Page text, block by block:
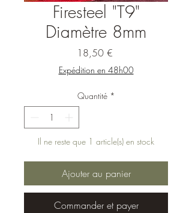
Firesteel "T9"
Diamètre 8mm
18,50 €Prix
Expédition en 48h00
Quantité *
Il ne reste que 1 article(s) en stock
Ajouter au panier
Commander et payer